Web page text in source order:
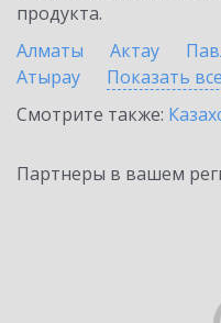
продукта.
Алматы
Актау
Атырау
Показать
Смотрите также:
Партнеры в вашем